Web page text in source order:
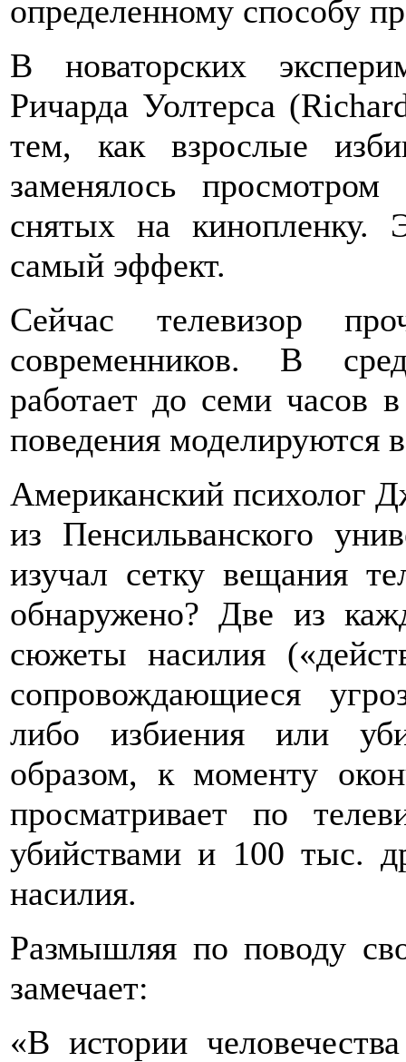
определенному способу
В новаторских
Ричарда Уолтерса
тем, как взрослые
заменялось
снятых на
самый эффект.
Сейчас телевизор
современников. В
работает до семи часов
поведения моделируются
Американский психолог
из Пенсильванского
изучал сетку вещания
обнаружено? Две из
сюжеты насилия
сопровождающиеся
либо избиения или
образом, к моменту
просматривает по
убийствами и 100 тыс.
насилия.
Размышляя по поводу
замечает:
«В истории